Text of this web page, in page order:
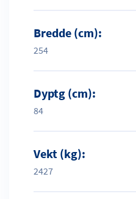
Bredde (cm):
254
Dyptg (cm):
84
Vekt (kg):
2427